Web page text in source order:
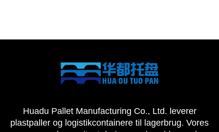
Huadu Pallet Manufacturing Co., Ltd. leverer
plastpaller og logistikcontainere til lagerbrug. Vores